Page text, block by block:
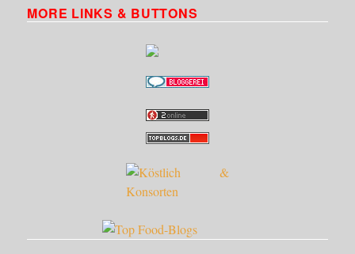
MORE LINKS & BUTTONS